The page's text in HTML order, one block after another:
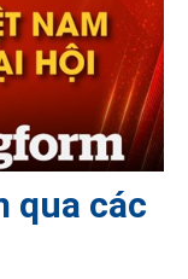
qua các